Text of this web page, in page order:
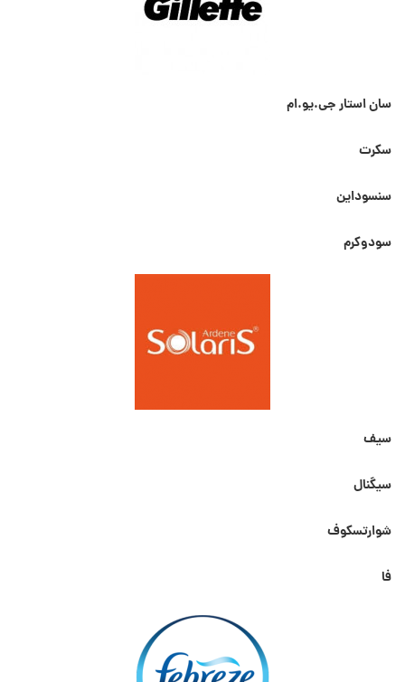
سان استار جی.یو.ام
سکرت
سنسوداین
سودوکرم
سیف
سیگنال
شوارتسکوف
فا